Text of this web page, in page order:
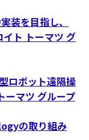
装を目指し、
ト トーマツ グ
ロボット遠隔操
ーマツ グループ
の取り組み